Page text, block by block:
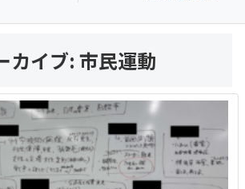
カイブ:市民運動